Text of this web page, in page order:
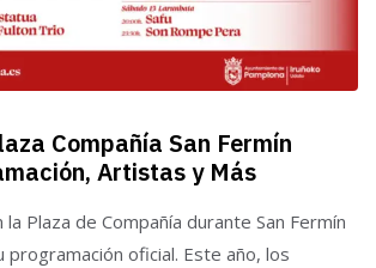
Compañía San Fermín
Artistas y Más
Plaza de Compañía durante San Fermín
programación oficial. Este año, los